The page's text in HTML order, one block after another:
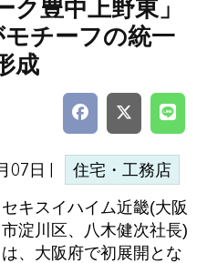
豊中上野東」
チーフの統一
成
07日 | 住宅・工務店
セキスイハイム近畿(大阪
市淀川区、八木健次社長)
は、大阪府で初展開とな